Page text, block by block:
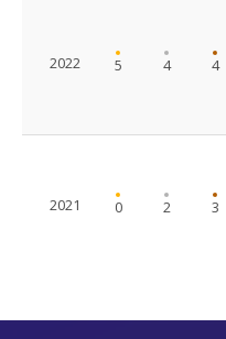
2022 5 4 4
2021 0 2 3